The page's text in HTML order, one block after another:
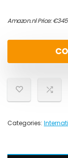
Amazon.nl Price:€
Categories: